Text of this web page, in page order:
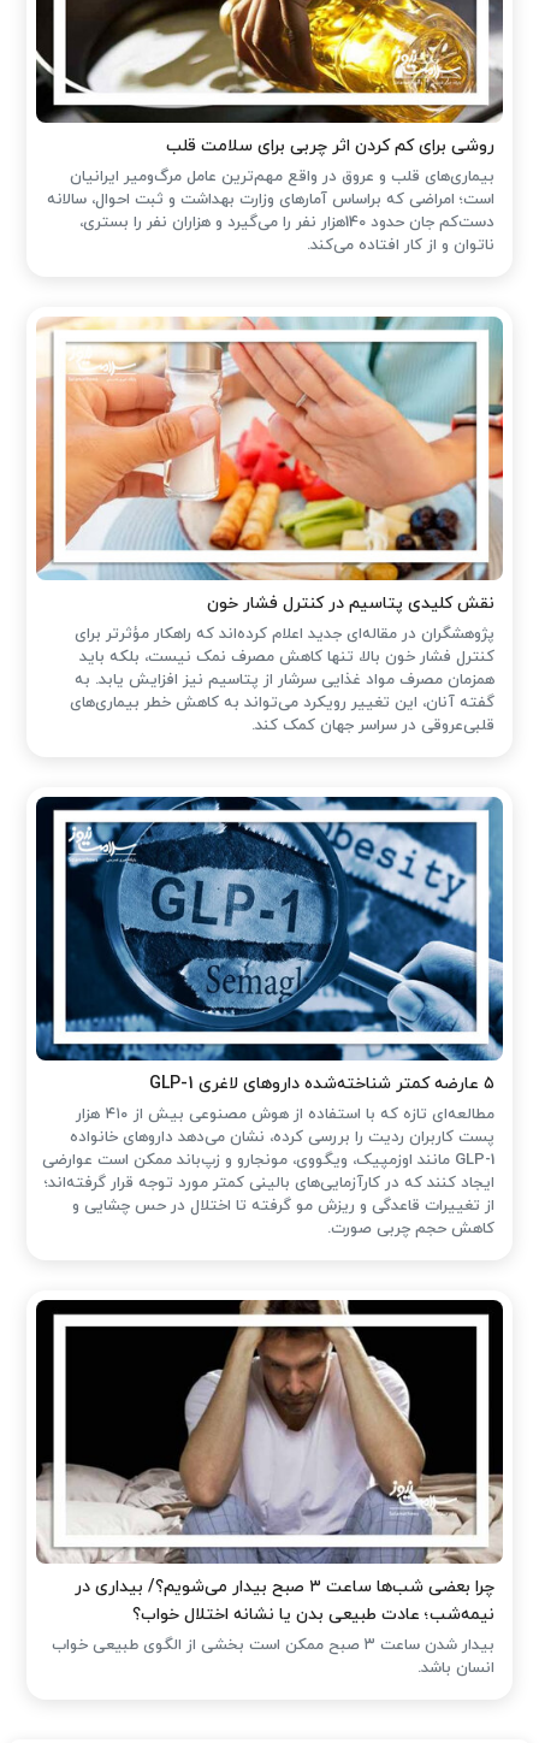
روشی برای کم کردن اثر چربی برای سلامت قلب
بیماری‌های قلب و عروق در واقع مهم‌ترین عامل مرگ‌ومیر ایرانیان
است؛ امراضی که براساس آمارهای وزارت بهداشت و ثبت احوال، سالانه
دست‌کم جان حدود 140هزار نفر را می‌گیرد و هزاران نفر را بستری،
ناتوان و از کار افتاده می‌کند.
نقش کلیدی پتاسیم در کنترل فشار خون
پژوهشگران در مقاله‌ای جدید اعلام کرده‌اند که راهکار مؤثرتر برای
کنترل فشار خون بالا، تنها کاهش مصرف نمک نیست، بلکه باید
همزمان مصرف مواد غذایی سرشار از پتاسیم نیز افزایش یابد. به
گفته آنان، این تغییر رویکرد می‌تواند به کاهش خطر بیماری‌های
قلبی‌عروقی در سراسر جهان کمک کند.
۵ عارضه کمتر شناخته‌شده داروهای لاغری GLP-1
مطالعه‌ای تازه که با استفاده از هوش مصنوعی بیش از ۴۱۰ هزار
پست کاربران ردیت را بررسی کرده، نشان می‌دهد داروهای خانواده
GLP-1 مانند اوزمپیک، ویگووی، مونجارو و زپ‌باند ممکن است عوارضی
ایجاد کنند که در کارآزمایی‌های بالینی کمتر مورد توجه قرار گرفته‌اند؛
از تغییرات قاعدگی و ریزش مو گرفته تا اختلال در حس چشایی و
کاهش حجم چربی صورت.
چرا بعضی شب‌ها ساعت ۳ صبح بیدار می‌شویم؟/ بیداری در
نیمه‌شب؛ عادت طبیعی بدن یا نشانه اختلال خواب؟
بیدار شدن ساعت ۳ صبح ممکن است بخشی از الگوی طبیعی خواب
انسان باشد.